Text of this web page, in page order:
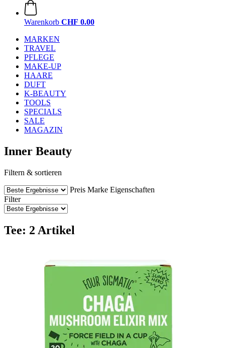
Warenkorb CHF 0.00
MARKEN
TRAVEL
PFLEGE
MAKE-UP
HAARE
DUFT
K-BEAUTY
TOOLS
SPECIALS
SALE
MAGAZIN
Inner Beauty
Filtern & sortieren
Preis Marke Eigenschaften
Filter
Tee: 2 Artikel